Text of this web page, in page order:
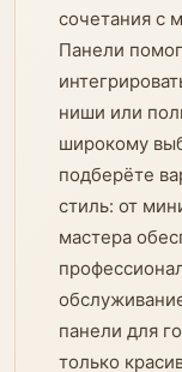
сочетания с
Панели
ниши или
широкому
подберёте
стиль: от
мастера
панели для
только